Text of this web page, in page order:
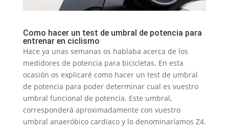
Como hacer un test de umbral de potencia para
entrenar en ciclismo
Hace ya unas semanas os hablaba acerca de los
medidores de potencia para bicicletas. En esta
ocasión os explicaré como hacer un test de umbral
de potencia para poder determinar cual es vuestro
umbral funcional de potencia. Este umbral,
corresponderá aproximadamente con vuestro
umbral anaeróbico cardiaco y lo denominaríamos Z4.